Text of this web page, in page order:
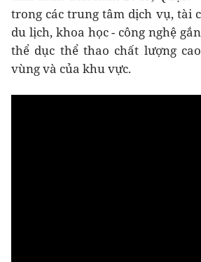
trong các trung tâm dịch vụ, tài
du lịch, khoa học - công nghệ
thể dục thể thao chất lượng cao
vùng và của khu vực.